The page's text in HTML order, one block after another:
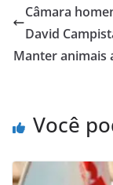
Câmara
David
Manter animais
Você